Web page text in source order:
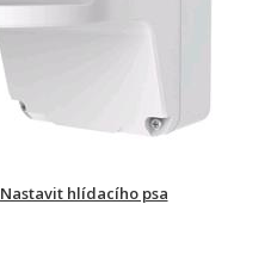
Nastavit hlídacího psa